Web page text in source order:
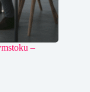
–